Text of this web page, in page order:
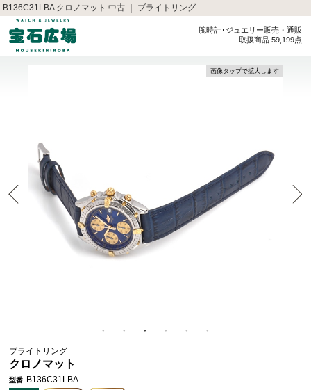
B136C31LBA クロノマット 中古 ｜ ブライトリング
腕時計･ジュエリー販売・通販
取扱商品 59,199点
画像タップで拡大します
ブライトリング
クロノマット
型番 B136C31LBA